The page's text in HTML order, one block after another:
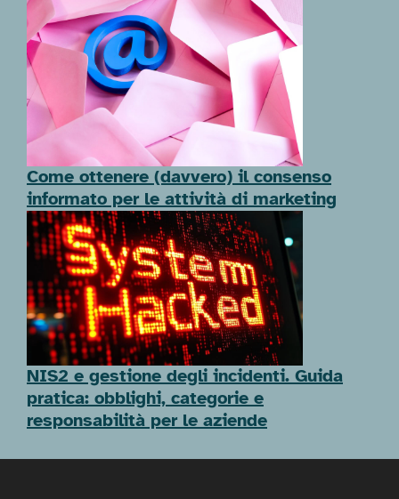
Come ottenere (davvero) il consenso
informato per le attività di marketing
NIS2 e gestione degli incidenti. Guida
pratica: obblighi, categorie e
responsabilità per le aziende